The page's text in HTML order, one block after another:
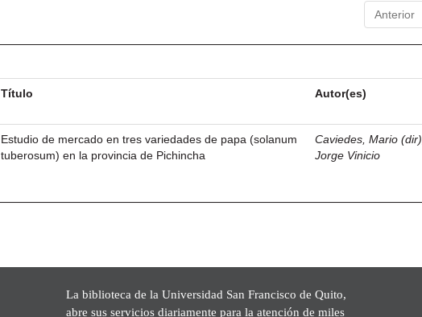
Anterior
Título Autor(es)
Estudio de mercado en tres variedades de papa (solanum
tuberosum) en la provincia de Pichincha
Caviedes, Mario (dir)
Jorge Vinicio
La biblioteca de la Universidad San Francisco de Quito,
abre sus servicios diariamente para la atención de miles